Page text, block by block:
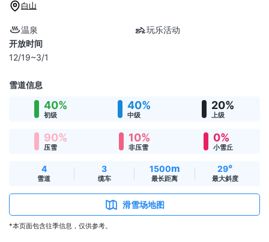
白山
温泉
玩乐活动
开放时间
12/19~3/1
雪道信息
40%
初级
40%
中级
20%
上级
90%
压雪
10%
非压雪
0%
小雪丘
4
雪道
3
缆车
1500m
最长距离
29°
最大斜度
滑雪场地图
*本页面包含往季信息，仅供参考。